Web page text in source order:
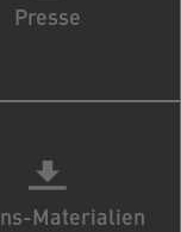
Presse
Materialien